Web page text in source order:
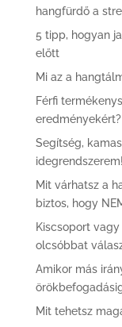
hangfürdő a
5 tipp, hogyan
előtt
Mi az a
Férfi
eredményekért?
Segítség,
idegrendszerem!
Mit várhatsz a
biztos, hogy
Kiscsoport
olcsóbbat
Amikor más
Mit tehetsz